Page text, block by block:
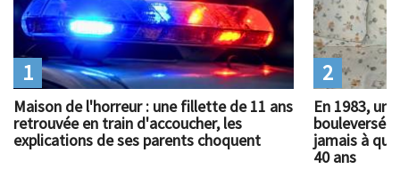
Maison de l'horreur : une fillette de 11 ans
retrouvée en train d'accoucher, les
explications de ses parents choquent
1
En 1983, un
bouleversé
jamais à
40 ans
2